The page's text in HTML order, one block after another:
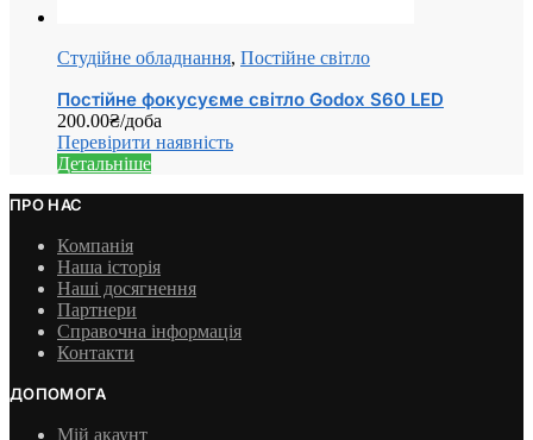
Студійне обладнання, Постійне світло
Постійне фокусуєме світло Godox S60 LED
200.00₴/доба
Перевірити наявність
Детальніше
ПРО НАС
Компанія
Наша історія
Наші досягнення
Партнери
Справочна інформація
Контакти
ДОПОМОГА
Мій акаунт